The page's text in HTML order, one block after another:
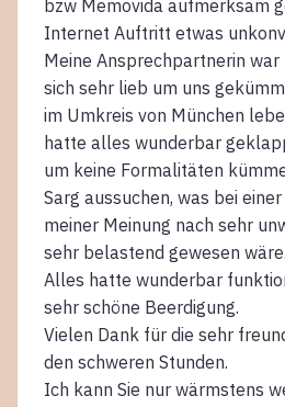
bzw Memovida aufmerksam
Internet Auftritt etwas
Meine Ansprechpartnerin war
sich sehr lieb um uns
im Umkreis von München
hatte alles wunderbar
um keine Formalitäten
Sarg aussuchen, was bei
meiner Meinung nach sehr
sehr belastend gewesen wäre.
Alles hatte wunderbar
sehr schöne Beerdigung.
Vielen Dank für die sehr
den schweren Stunden.
Ich kann Sie nur wärmstens